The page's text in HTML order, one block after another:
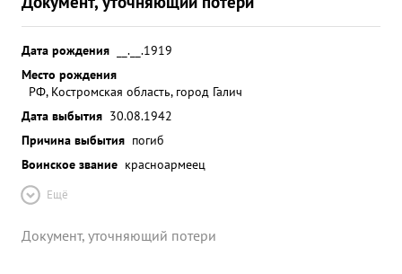
Дата рождения
__.__.1919
Место рождения
РФ, Костромская область, город Галич
Дата выбытия 30.08.1942
Причина выбытия погиб
Воинское звание красноармеец
Ещё
Документ, уточняющий потери